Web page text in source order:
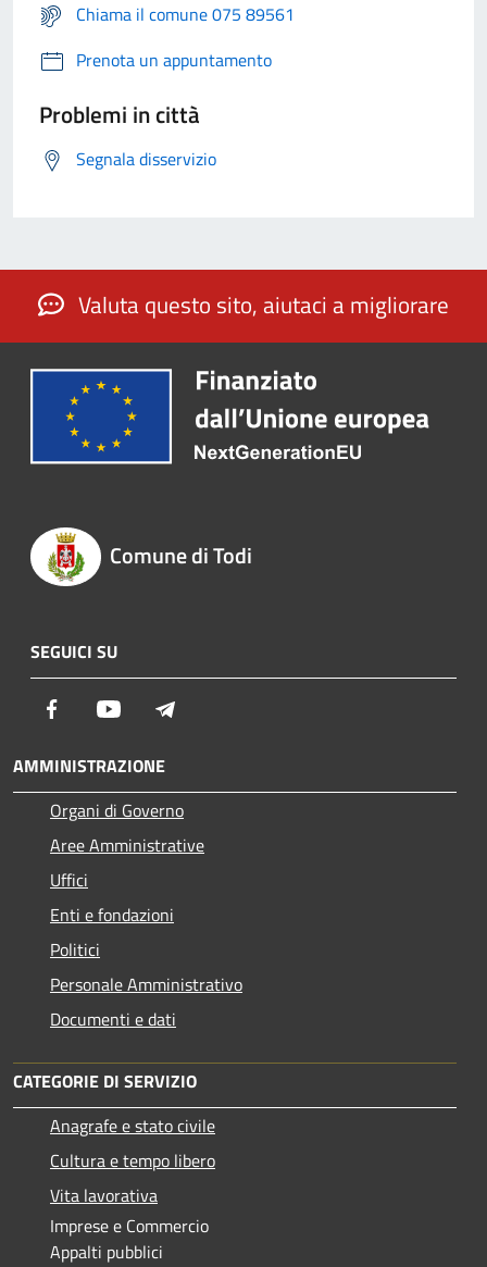
Chiama il comune 075 89561
Prenota un appuntamento
Problemi in città
Segnala disservizio
Valuta questo sito, aiutaci a migliorare
Comune di Todi
SEGUICI SU
Facebook Youtube
AMMINISTRAZIONE
Organi di Governo
Aree Amministrative
Uffici
Enti e fondazioni
Politici
Personale Amministrativo
Documenti e dati
CATEGORIE DI SERVIZIO
Anagrafe e stato civile
Cultura e tempo libero
Vita lavorativa
Imprese e Commercio
Appalti pubblici